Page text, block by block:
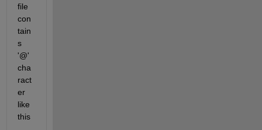
file
con
tain
s
'@'
cha
ract
er
like
this